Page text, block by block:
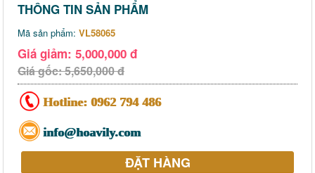
THÔNG TIN SẢN PHẨM
Mã sản phẩm: VL58065
Giá giảm: 5,000,000 đ
Giá gốc: 5,650,000 đ
Hotline: 0962 794 486
info@hoavily.com
ĐẶT HÀNG